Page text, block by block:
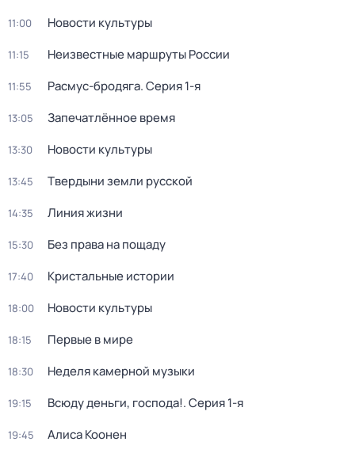
11:00 Новости культуры
11:15 Неизвестные маршруты России
11:55 Расмус-бродяга. Серия 1-я
13:05 Запечатлённое время
13:30 Новости культуры
13:45 Твердыни земли русской
14:35 Линия жизни
15:30 Без права на пощаду
17:40 Кристальные истории
18:00 Новости культуры
18:15 Первые в мире
18:30 Неделя камерной музыки
19:15 Всюду деньги, господа!. Серия 1-я
19:45 Алиса Коонен